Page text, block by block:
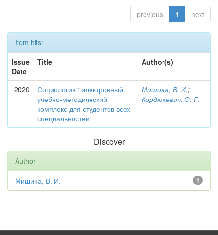
previous 1 next
Item hits:
Issue
Date
Title Author(s)
2020
Социология : электронный
учебно-методический
комплекс для студентов всех
специальностей
Мишина, В. И.;
Кордюкевич, О. Г.
Discover
Author
1
Мишина, В. И.